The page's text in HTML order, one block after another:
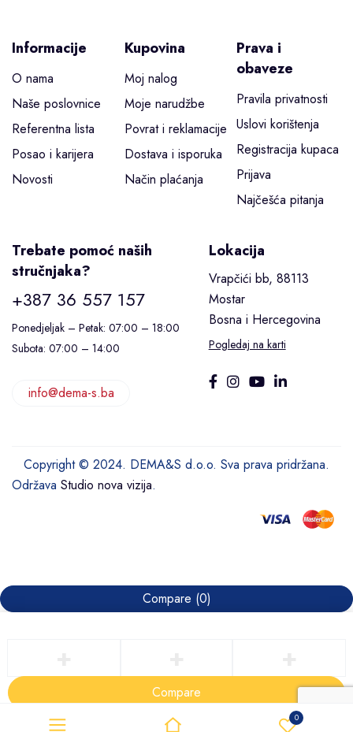
0
Informacije
O nama
Naše poslovnice
Referentna lista
Posao i karijera
Novosti
Kupovina
Moj nalog
Moje narudžbe
Povrat i reklamacije
Dostava i isporuka
Način plaćanja
Prava i
obaveze
Pravila privatnosti
Uslovi korištenja
Registracija kupaca
Prijava
Najčešća pitanja
Trebate pomoć naših
stručnjaka?
+387 36 557 157
Ponedjeljak – Petak: 07:00 – 18:00
Subota: 07:00 – 14:00
info@dema-s.ba
Lokacija
Vrapčići bb, 88113
Mostar
Bosna i Hercegovina
Pogledaj na karti
Copyright © 2024. DEMA&S d.o.o. Sva prava pridržana.
Održava Studio nova vizija.
Compare (0)
Compare
Remove all products